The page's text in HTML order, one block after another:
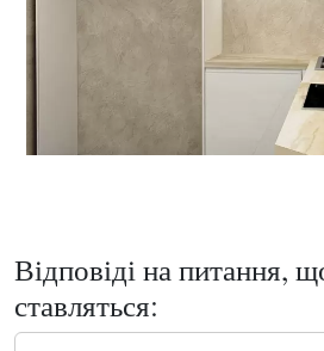
Відповіді на питання,
ставляться: